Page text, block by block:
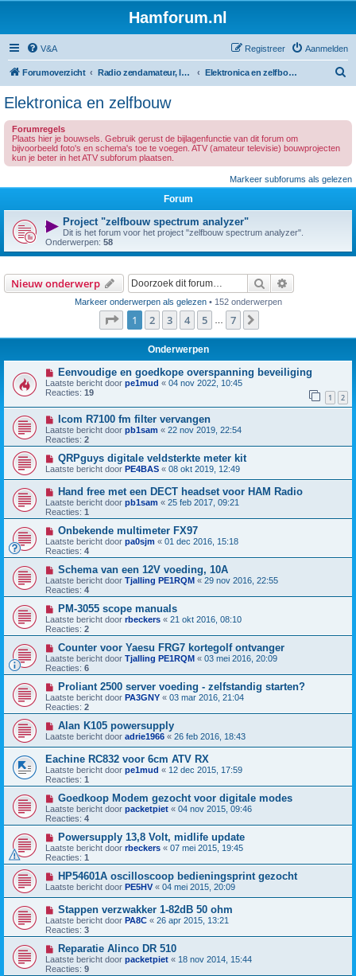
Hamforum.nl
V&A Aanmelden
Registreer
Forumoverzicht Radio zendamateur, luisteramateur en elektronica zelfbouw Elektronica en zelfbouw
Elektronica en zelfbouw
Forumregels
Plaats hier je bouwsels. Gebruik gerust de bijlagenfunctie van dit forum om
bijvoorbeeld foto's en schema's toe te voegen. ATV (amateur televisie) bouwprojecten
kun je beter in het ATV subforum plaatsen.
Markeer subforums als gelezen
Forum
Project "zelfbouw spectrum analyzer"
Dit is het forum voor het project "zelfbouw spectrum analyzer".
Onderwerpen: 58
Nieuw onderwerp Zoek
Markeer onderwerpen als gelezen• 152 onderwerpen
Pagina van 7
1 2 3 4 5 7
Onderwerpen
Eenvoudige en goedkope overspanning beveiliging
Laatste bericht door pe1mud « 04 nov 2022, 10:45
Reacties: 19 1 2
Icom R7100 fm filter vervangen
Laatste bericht door pb1sam « 22 nov 2019, 22:54
Reacties: 2
QRPguys digitale veldsterkte meter kit
Laatste bericht door PE4BAS « 08 okt 2019, 12:49
Hand free met een DECT headset voor HAM Radio
Laatste bericht door pb1sam « 25 feb 2017, 09:21
Reacties: 1
Onbekende multimeter FX97
Laatste bericht door pa0sjm « 01 dec 2016, 15:18
Reacties: 4
Schema van een 12V voeding, 10A
Laatste bericht door Tjalling PE1RQM « 29 nov 2016, 22:55
Reacties: 4
PM-3055 scope manuals
Laatste bericht door rbeckers « 21 okt 2016, 08:10
Reacties: 2
Counter voor Yaesu FRG7 kortegolf ontvanger
Laatste bericht door Tjalling PE1RQM « 03 mei 2016, 20:09
Reacties: 6
Proliant 2500 server voeding - zelfstandig starten?
Laatste bericht door PA3GNY « 03 mar 2016, 21:04
Reacties: 2
Alan K105 powersupply
Laatste bericht door adrie1966 « 26 feb 2016, 18:43
Eachine RC832 voor 6cm ATV RX
Laatste bericht door pe1mud « 12 dec 2015, 17:59
Reacties: 1
Goedkoop Modem gezocht voor digitale modes
Laatste bericht door packetpiet « 04 nov 2015, 09:46
Reacties: 4
Powersupply 13,8 Volt, midlife update
Laatste bericht door rbeckers « 07 mei 2015, 19:45
Reacties: 1
HP54601A oscilloscoop bedieningsprint gezocht
Laatste bericht door PE5HV « 04 mei 2015, 20:09
Stappen verzwakker 1-82dB 50 ohm
Laatste bericht door PA8C « 26 apr 2015, 13:21
Reacties: 3
Reparatie Alinco DR 510
Laatste bericht door packetpiet « 18 nov 2014, 15:44
Reacties: 9